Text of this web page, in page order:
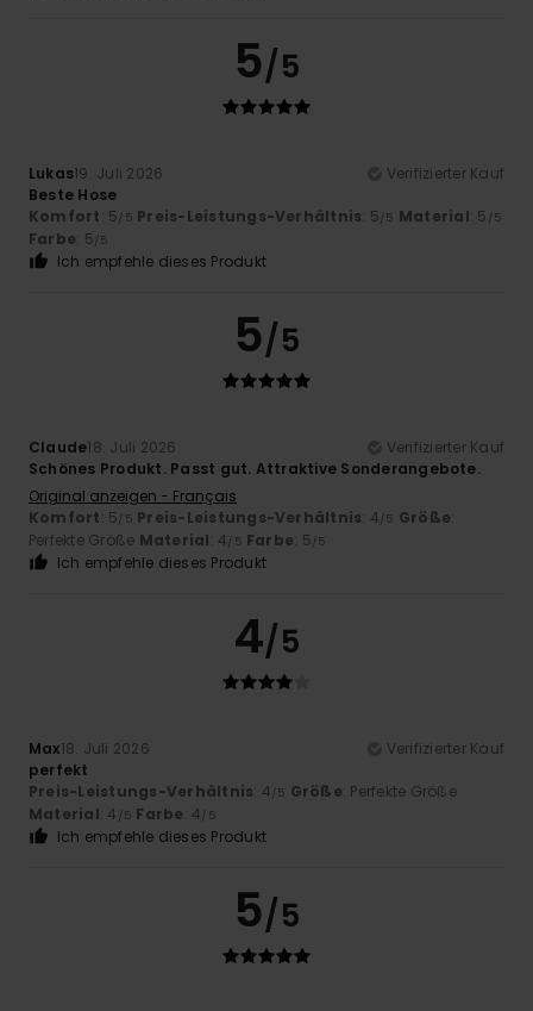
5/5
Lukas19. Juli 2026
Verifizierter Kauf
Beste Hose
Komfort: 5/5 Preis-Leistungs-Verhältnis: 5/5 Material: 5 /5
Farbe: 5/5
Ich empfehle dieses Produkt
5/5
Claude18. Juli 2026
Verifizierter Kauf
Schönes Produkt. Passt gut. Attraktive Sonderangebote.
Original anzeigen - Français
Komfort: 5/5 Preis-Leistungs-Verhältnis: 4/5 Größe:
Perfekte Größe Material: 4/5 Farbe: 5/5
Ich empfehle dieses Produkt
4/5
Max18. Juli 2026
Verifizierter Kauf
perfekt
Preis-Leistungs-Verhältnis: 4/5 Größe: Perfekte Größe
Material: 4 /5 Farbe: 4/5
Ich empfehle dieses Produkt
5/5